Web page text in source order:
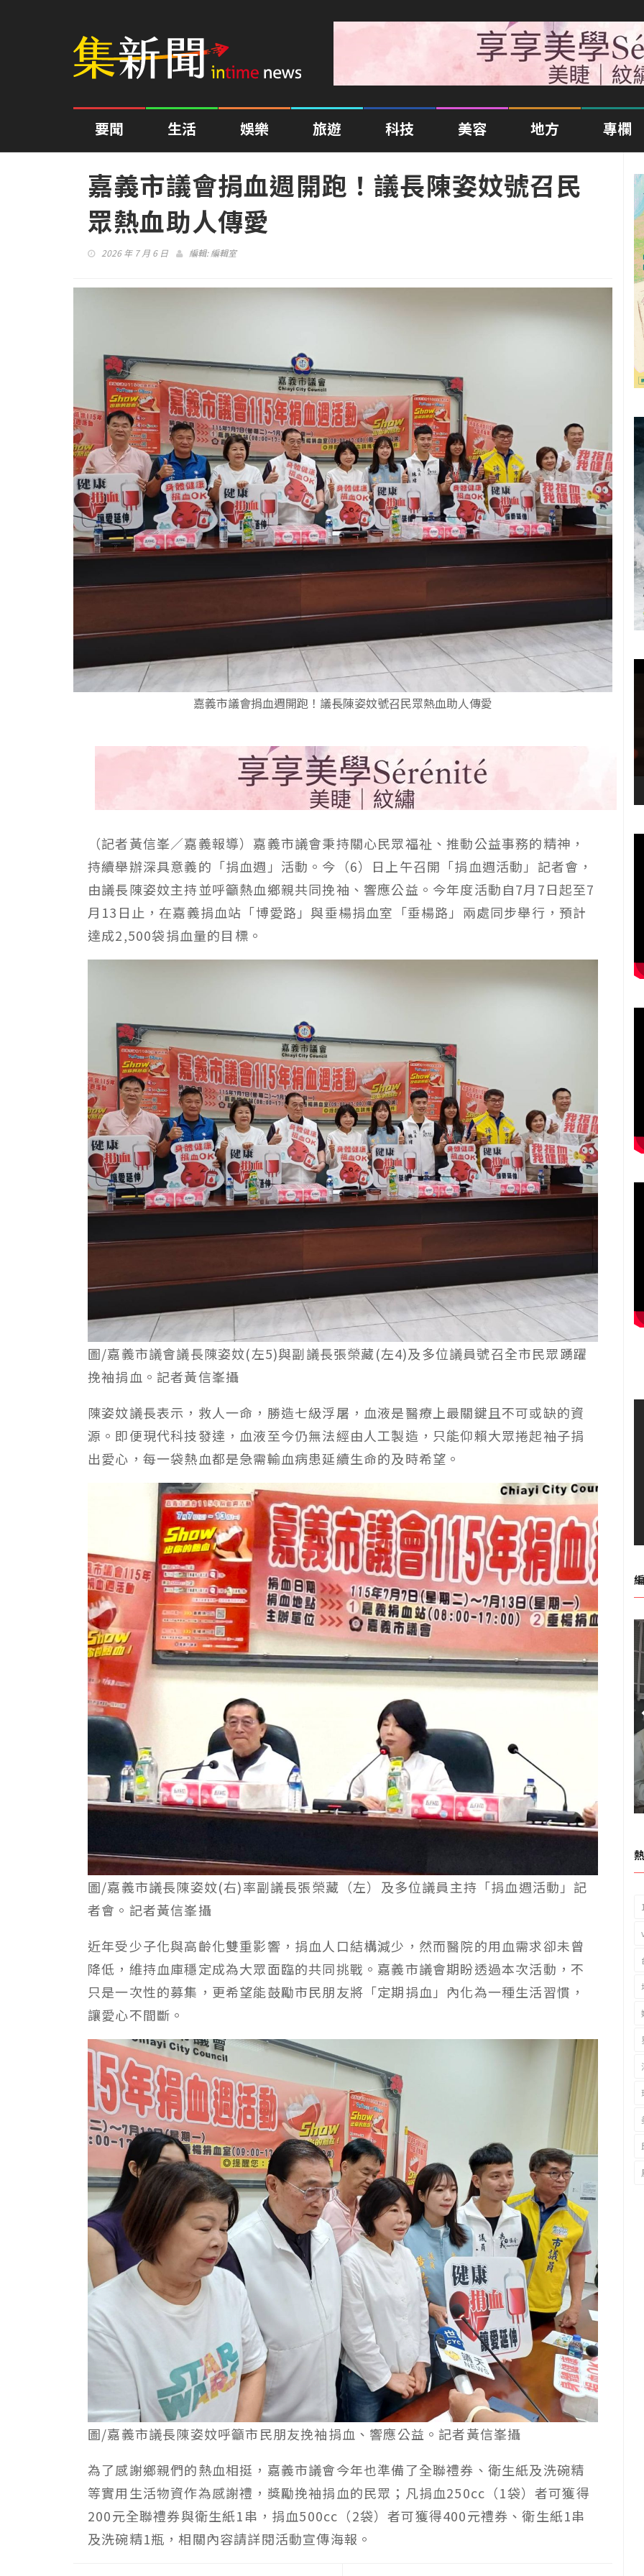
要聞 生活 娛樂 旅遊 科技 美容 地方 專欄
嘉義市議會捐血週開跑！議長陳姿妏號召民
眾熱血助人傳愛
2026 年 7 月 6 日 編輯:編輯室
嘉義市議會捐血週開跑！議長陳姿妏號召民眾熱血助人傳愛
（記者黃信峯／嘉義報導）嘉義市議會秉持關心民眾福祉、推動公益事務的精神，
持續舉辦深具意義的「捐血週」活動。今（6）日上午召開「捐血週活動」記者會，
由議長陳姿妏主持並呼籲熱血鄉親共同挽袖、響應公益。今年度活動自7月7日起至7
月13日止，在嘉義捐血站「博愛路」與垂楊捐血室「垂楊路」兩處同步舉行，預計
達成2,500袋捐血量的目標。
圖/嘉義市議會議長陳姿妏(左5)與副議長張榮藏(左4)及多位議員號召全市民眾踴躍
挽袖捐血。記者黃信峯攝
陳姿妏議長表示，救人一命，勝造七級浮屠，血液是醫療上最關鍵且不可或缺的資
源。即便現代科技發達，血液至今仍無法經由人工製造，只能仰賴大眾捲起袖子捐
出愛心，每一袋熱血都是急需輸血病患延續生命的及時希望。
圖/嘉義市議長陳姿妏(右)率副議長張榮藏（左）及多位議員主持「捐血週活動」記
者會。記者黃信峯攝
近年受少子化與高齡化雙重影響，捐血人口結構減少，然而醫院的用血需求卻未曾
降低，維持血庫穩定成為大眾面臨的共同挑戰。嘉義市議會期盼透過本次活動，不
只是一次性的募集，更希望能鼓勵市民朋友將「定期捐血」內化為一種生活習慣，
讓愛心不間斷。
圖/嘉義市議長陳姿妏呼籲市民朋友挽袖捐血、響應公益。記者黃信峯攝
為了感謝鄉親們的熱血相挺，嘉義市議會今年也準備了全聯禮券、衛生紙及洗碗精
等實用生活物資作為感謝禮，獎勵挽袖捐血的民眾；凡捐血250cc（1袋）者可獲得
200元全聯禮券與衛生紙1串，捐血500cc（2袋）者可獲得400元禮券、衛生紙1串
及洗碗精1瓶，相關內容請詳閱活動宣傳海報。